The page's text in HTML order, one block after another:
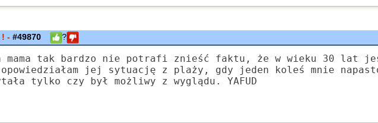
! -#49870 ?
mama tak bardzo nie potrafi znieść faktu, że w wieku 30 lat
jej sytuację z plaży, gdy jeden koleś mnie
tylko czy był możliwy z wyglądu. YAFUD